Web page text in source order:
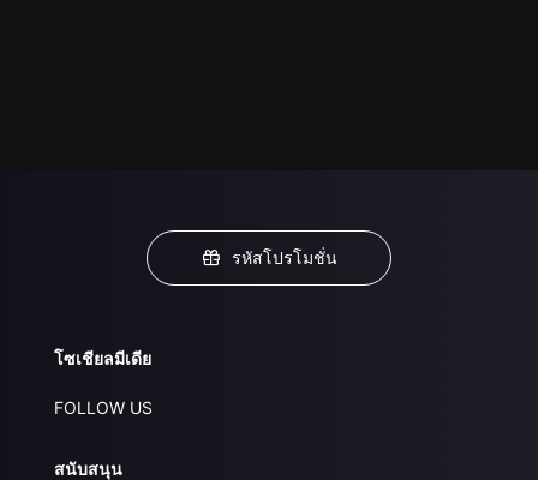
รหัสโปรโมชั่น
โซเชียลมีเดีย
FOLLOW US
สนับสนุน